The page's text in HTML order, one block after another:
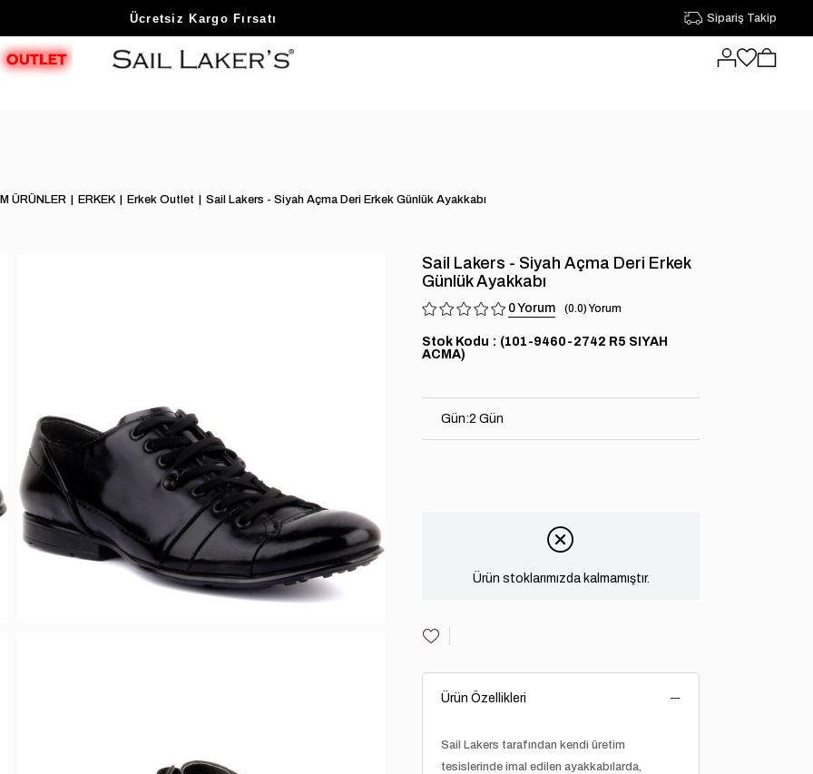
Sezon Sonu Fırsatlarını Keşfet
Ücretsiz Kargo Fırsatı Sipariş Takip
ÜRÜNLER ERKEK Erkek Outlet Sail Lakers - Siyah Açma Deri Erkek Günlük Ayakkabı
Sail Lakers - Siyah Açma Deri Erkek
Günlük Ayakkabı
0 0.0
Stok Kodu
(101-9460-2742 R5 SIYAH
ACMA)
Gün:2 Gün
Ürün stoklarımızda kalmamıştır.
Ürün Özellikleri
Sail Lakers tarafından kendi üretim
tesislerinde imal edilen ayakkabılarda,